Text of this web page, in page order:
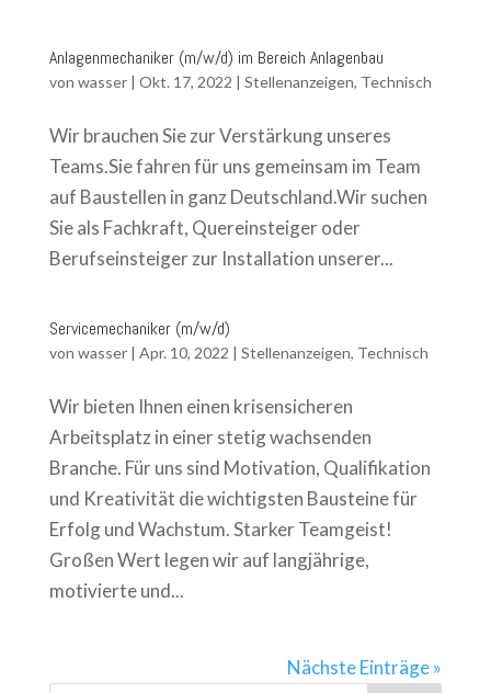
Anlagenmechaniker (m/w/d) im Bereich Anlagenbau
von wasser| Okt. 17, 2022 | Stellenanzeigen, Technisch
Wir brauchen Sie zur Verstärkung unseres
Teams.Sie fahren für uns gemeinsam im Team
auf Baustellen in ganz Deutschland.Wir suchen
Sie als Fachkraft, Quereinsteiger oder
Berufseinsteiger zur Installation unserer...
Servicemechaniker (m/w/d)
von wasser| Apr. 10, 2022 | Stellenanzeigen, Technisch
Wir bieten Ihnen einen krisensicheren
Arbeitsplatz in einer stetig wachsenden
Branche. Für uns sind Motivation, Qualifikation
und Kreativität die wichtigsten Bausteine für
Erfolg und Wachstum. Starker Teamgeist!
Großen Wert legen wir auf langjährige,
motivierte und...
Nächste Einträge »